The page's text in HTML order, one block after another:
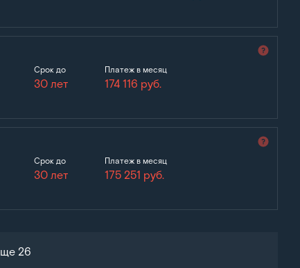
Срок до
30 лет
Платеж в месяц
174 116 руб.
Срок до
30 лет
Платеж в месяц
175 251 руб.
26